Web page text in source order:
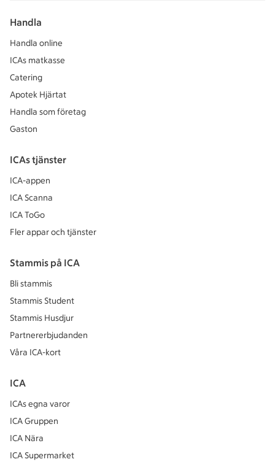
Handla
Handla online
ICAs matkasse
Catering
Apotek Hjärtat
Handla som företag
Gaston
ICAs tjänster
ICA-appen
ICA Scanna
ICA ToGo
Fler appar och tjänster
Stammis på ICA
Bli stammis
Stammis Student
Stammis Husdjur
Partnererbjudanden
Våra ICA-kort
ICA
ICAs egna varor
ICA Gruppen
ICA Nära
ICA Supermarket